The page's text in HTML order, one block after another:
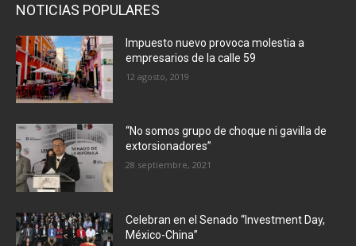
NOTICIAS POPULARES
Impuesto nuevo provoca molestia a
empresarios de la calle 59
12 agosto, 2019
“No somos grupo de choque ni gavilla de
extorsionadores”
28 septiembre, 2021
Celebran en el Senado “Investment Day,
México-China”